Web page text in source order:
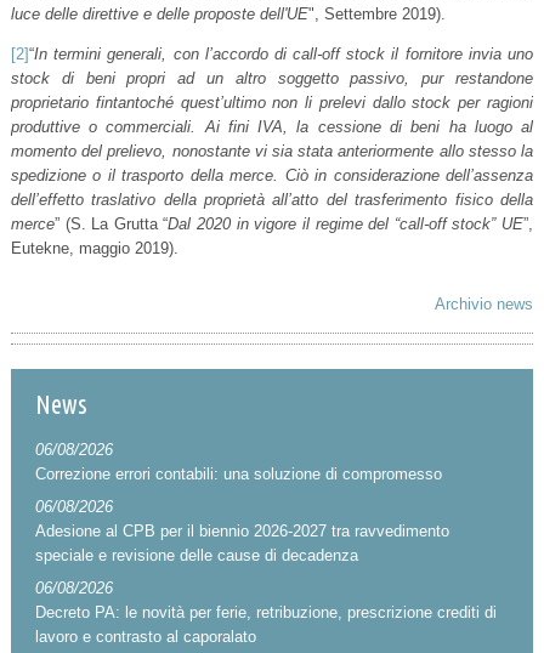
luce delle direttive e delle proposte dell'UE", Settembre 2019).
[2]“In termini generali, con l’accordo di call-off stock il fornitore invia uno
stock di beni propri ad un altro soggetto passivo, pur restandone
proprietario fintantoché quest’ultimo non li prelevi dallo stock per ragioni
produttive o commerciali. Ai fini IVA, la cessione di beni ha luogo al
momento del prelievo, nonostante vi sia stata anteriormente allo stesso la
spedizione o il trasporto della merce. Ciò in considerazione dell’assenza
dell’effetto traslativo della proprietà all’atto del trasferimento fisico della
merce” (S. La Grutta “Dal 2020 in vigore il regime del “call-off stock” UE”,
Eutekne, maggio 2019).
Archivio news
News
06/08/2026
Correzione errori contabili: una soluzione di compromesso
06/08/2026
Adesione al CPB per il biennio 2026-2027 tra ravvedimento
speciale e revisione delle cause di decadenza
06/08/2026
Decreto PA: le novità per ferie, retribuzione, prescrizione crediti di
lavoro e contrasto al caporalato